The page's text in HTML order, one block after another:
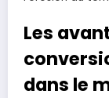
Les
dans le